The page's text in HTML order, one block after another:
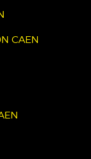
CAEN